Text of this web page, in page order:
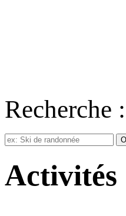
Recherche :
Activités